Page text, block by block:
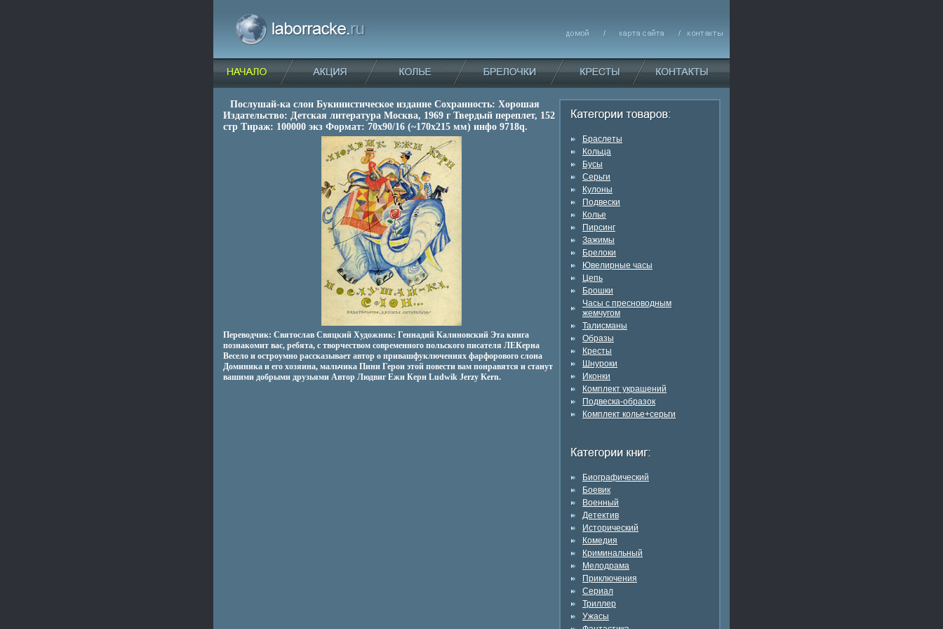
Послушай-ка слон Букинистическое издание Сохранность: Хорошая
Издательство: Детская литература Москва, 1969 г Твердый переплет, 152
стр Тираж: 100000 экз Формат: 70x90/16 (~170х215 мм) инфо 9718q.
Переводчик: Святослав Свяцкий Художник: Геннадий Калиновский Эта книга
познакомит вас, ребята, с творчеством современного польского писателя ЛЕКерна
Весело и остроумно рассказывает автор о привашфуключениях фарфорового слона
Доминика и его хозяина, мальчика Пини Герои этой повести вам понравятся и станут
вашими добрыми друзьями Автор Людвиг Ежи Керн Ludwik Jerzy Kern.
Браслеты
Кольца
Бусы
Серьги
Кулоны
Подвески
Колье
Пирсинг
Зажимы
Брелоки
Ювелирные часы
Цепь
Брошки
Часы с пресноводным
жемчугом
Талисманы
Образы
Кресты
Шнуроки
Иконки
Комплект украшений
Подвеска-образок
Комплект колье+серьги
Биографический
Боевик
Военный
Детектив
Исторический
Комедия
Криминальный
Мелодрама
Приключения
Сериал
Триллер
Ужасы